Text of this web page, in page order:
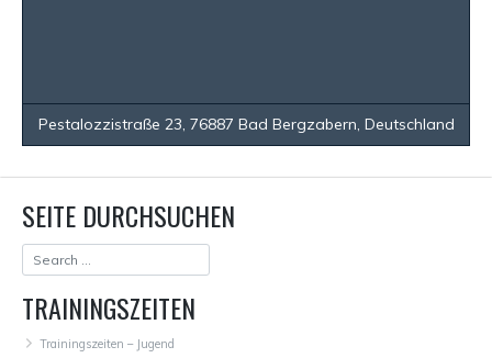
Pestalozzistraße 23, 76887 Bad Bergzabern, Deutschland
SEITE DURCHSUCHEN
TRAININGSZEITEN
Trainingszeiten – Jugend